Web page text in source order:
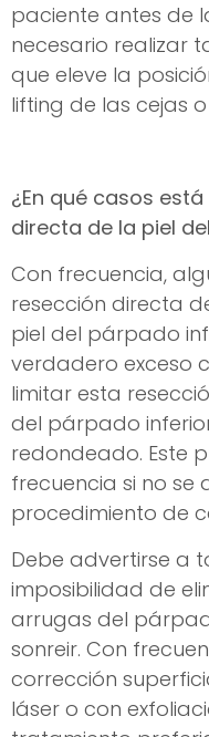
paciente antes de
necesario realizar
que eleve la
lifting de las cejas
¿En qué casos
directa de la piel
Con frecuencia,
resección directa
piel del párpado
verdadero exceso
limitar esta
del párpado
redondeado. Este
frecuencia si no se
procedimiento de
Debe advertirse a
imposibilidad de
arrugas del
sonreir. Con
corrección
láser o con